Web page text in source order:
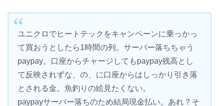
ユニクロでヒートテックをキャンペーンに乗っかっ
て買おうとしたら1時間の列。サーバー落ちちゃう
paypay。口座からチャージしてもpaypay残高とし
て反映されずな、の、に口座からはしっかり引き落
とされる金。魚釣りの絵見たくない。
paypayサーバー落ちのため結局現金払い。あれ？そ